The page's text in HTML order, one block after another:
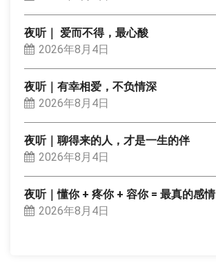
夜听｜ 爱而不得，最心酸
2026年8月4日
夜听｜有幸相爱，不负情深
2026年8月4日
夜听｜聊得来的人，才是一生的伴
2026年8月4日
夜听｜懂你 + 疼你 + 容你 = 最真的感情
2026年8月4日